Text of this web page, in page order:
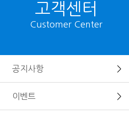
고객센터
Customer Center
공지사항 ＞
이벤트 ＞